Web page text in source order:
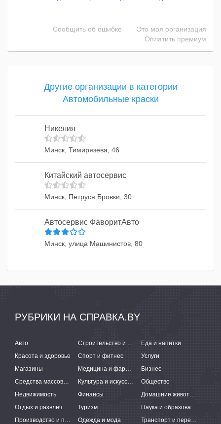
Сообщить об ошибке
Это моя организация
Оплатить премиум
Другие организации в категории
Автомобильные краски
Никелия
Минск, Тимирязева, 46
Китайский автосервис
Минск, Петруся Бровки, 30
Автосервис ФаворитАвто
Минск, улица Машинистов, 80
РУБРИКИ НА СПРАВКА.BY
Авто Строительство и ремонт
Еда и напитки
Красота и здоровье
Спорт и фитнес
Услуги
Магазины
Медицина и фармацевтика
Бизнес
Средства массовой информации
Культура и искусство
Общество
Недвижимость
Финансы
Домашние животные
Отдых и развлечения
Туризм
Наука и образование
Производство и поставки
Одежда и мода Транспорт и перевозки